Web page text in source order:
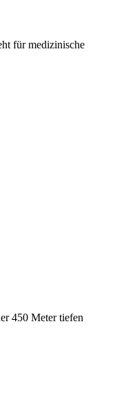
für medizinische
450 Meter tiefen